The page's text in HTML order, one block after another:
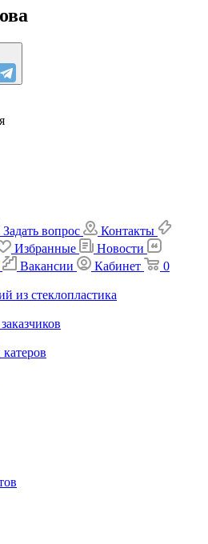
Задать вопрос
Контакты
Избранные
Новости
Вакансии Кабинет
0
из стеклопластика